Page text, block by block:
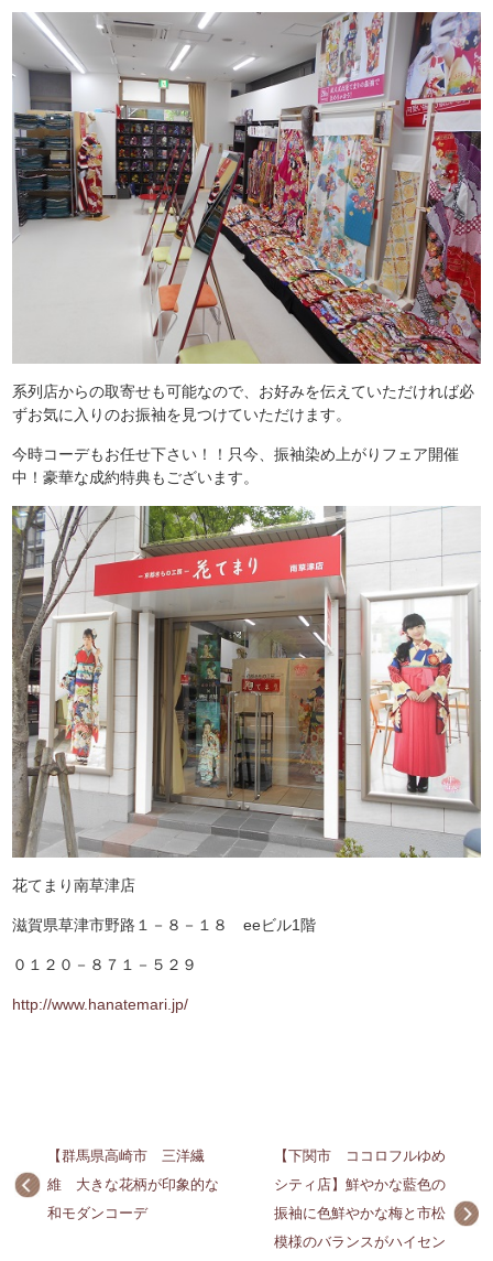
系列店からの取寄せも可能なので、お好みを伝えていただければ必
ずお気に入りのお振袖を見つけていただけます。
今時コーデもお任せ下さい！！只今、振袖染め上がりフェア開催
中！豪華な成約特典もございます。
花てまり南草津店
滋賀県草津市野路１－８－１８ eeビル1階
０１２０－８７１－５２９
http://www.hanatemari.jp/
【群馬県高崎市 三洋繊
維 大きな花柄が印象的な
和モダンコーデ
【下関市 ココロフルゆめ
シティ店】鮮やかな藍色の
振袖に色鮮やかな梅と市松
模様のバランスがハイセン